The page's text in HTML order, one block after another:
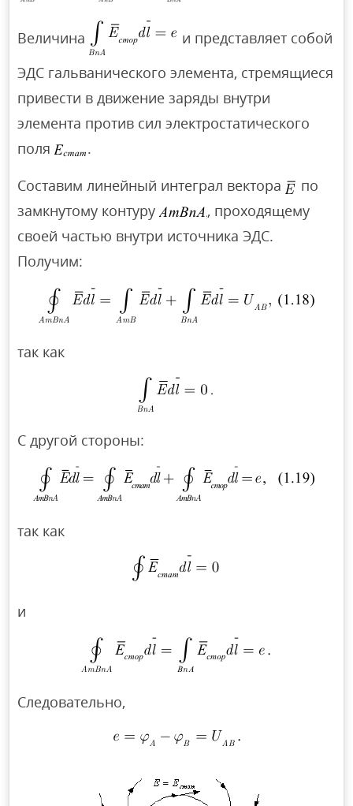
Величина
и представляет собой
ЭДС гальванического элемента, стремящиеся
привести в движение заряды внутри
элемента против сил электростатического
поля
.
Составим линейный интеграл вектора
по
замкнутому контуру
, проходящему
своей частью внутри источника ЭДС.
Получим:
так как
С другой стороны:
так как
и
Следовательно,